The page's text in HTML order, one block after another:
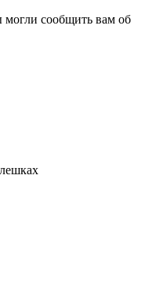
сообщить вам об